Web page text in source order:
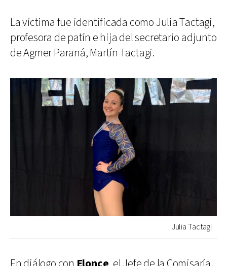
La víctima fue identificada como Julia Tactagi,
profesora de patín e hija del secretario adjunto
de Agmer Paraná, Martín Tactagi.
Julia Tactagi